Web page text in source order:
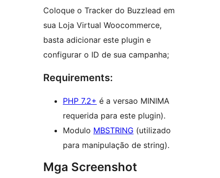
Coloque o Tracker do Buzzlead em
sua Loja Virtual Woocommerce,
basta adicionar este plugin e
configurar o ID de sua campanha;
Requirements:
PHP 7.2+ é a versao MINIMA
requerida para este plugin).
Modulo MBSTRING (utilizado
para manipulação de string).
Mga Screenshot